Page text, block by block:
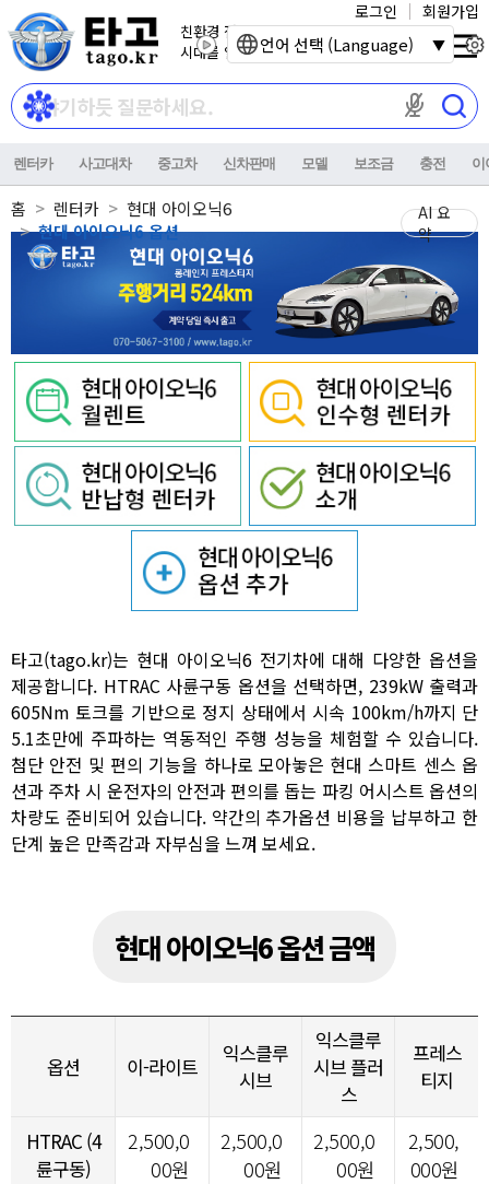
친환경 전기자동차
시대를 열어갑니다.
마이크 권한이
로그인 회원가입
렌터카 사고대차 중고차 신차판매 모델 보조금 충전 이
홈 렌터카
현대 아이오닉6
현대 아이오닉6 옵션
AI 요
약
타고(tago.kr)는 현대 아이오닉6 전기차에 대해 다양한 옵션을
제공합니다. HTRAC 사륜구동 옵션을 선택하면, 239kW 출력과
605Nm 토크를 기반으로 정지 상태에서 시속 100km/h까지 단
5.1초만에 주파하는 역동적인 주행 성능을 체험할 수 있습니다.
첨단 안전 및 편의 기능을 하나로 모아놓은 현대 스마트 센스 옵
션과 주차 시 운전자의 안전과 편의를 돕는 파킹 어시스트 옵션의
차량도 준비되어 있습니다. 약간의 추가옵션 비용을 납부하고 한
단계 높은 만족감과 자부심을 느껴 보세요.
현대 아이오닉6 옵션 금액
옵션 이-라이트
익스클루
시브
익스클루
시브 플러
스
프레스
티지
HTRAC (4
륜구동)
2,500,0
00원
2,500,0
00원
2,500,0
00원
2,500,
000원
언어 선택 (Language)